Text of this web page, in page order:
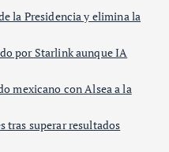
la Presidencia y elimina la
por Starlink aunque IA
mexicano con Alsea a la
tras superar resultados